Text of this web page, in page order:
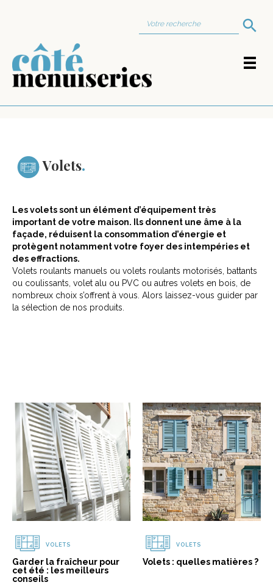
for:
Volets
Les volets sont un élément d’équipement très
important de votre maison. Ils donnent une âme à la
façade, réduisent la consommation d’énergie et
protègent notamment votre foyer des intempéries et
des effractions.
Volets roulants manuels ou volets roulants motorisés, battants
ou coulissants, volet alu ou PVC ou autres volets en bois, de
nombreux choix s’offrent à vous. Alors laissez-vous guider par
la sélection de nos produits.
VOLETS
Garder la fraîcheur pour
cet été : les meilleurs
conseils
VOLETS
Volets : quelles matières ?